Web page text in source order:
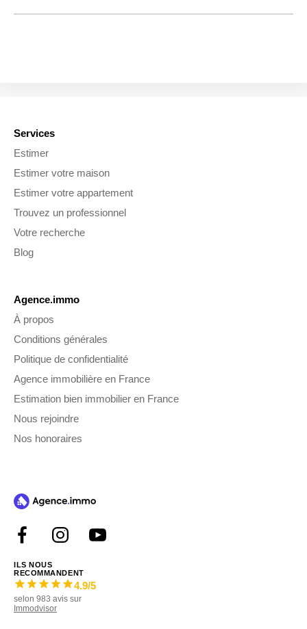
Services
Estimer
Estimer votre maison
Estimer votre appartement
Trouvez un professionnel
Votre recherche
Blog
Agence.immo
À propos
Conditions générales
Politique de confidentialité
Agence immobilière en France
Estimation bien immobilier en France
Nous rejoindre
Nos honoraires
ILS NOUS
RECOMMANDENT
4.9/5
selon 983 avis sur
Immodvisor